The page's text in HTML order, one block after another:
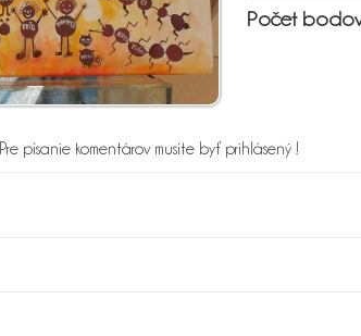
Počet
Pre písanie komentárov musíte byť prihlásený !